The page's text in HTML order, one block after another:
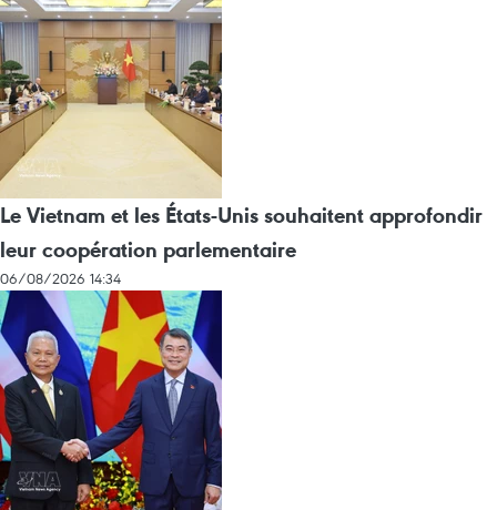
Le Vietnam et les États-Unis souhaitent approfondir
leur coopération parlementaire
06/08/2026 14:34